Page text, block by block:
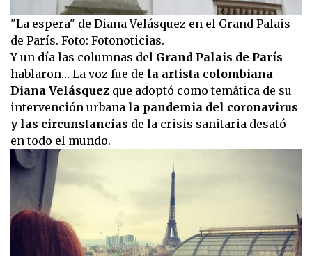
"La espera" de Diana Velásquez en el Grand Palais
de París. Foto: Fotonoticias.
Y un día las columnas del Grand Palais de París
hablaron… La voz fue de la artista colombiana
Diana Velásquez que adoptó como temática de su
intervención urbana la pandemia del coronavirus
y las circunstancias de la crisis sanitaria desató
en todo el mundo.